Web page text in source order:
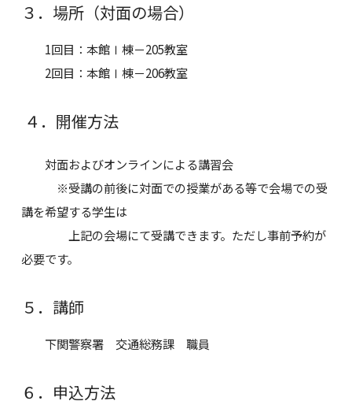
３．場所（対面の場合）
1回目：本館Ⅰ棟－205教室
2回目：本館Ⅰ棟－206教室
４．開催方法
対面およびオンラインによる講習会
※受講の前後に対面での授業がある等で会場での受
講を希望する学生は
上記の会場にて受講できます。ただし事前予約が
必要です。
５．講師
下関警察署 交通総務課 職員
６．申込方法